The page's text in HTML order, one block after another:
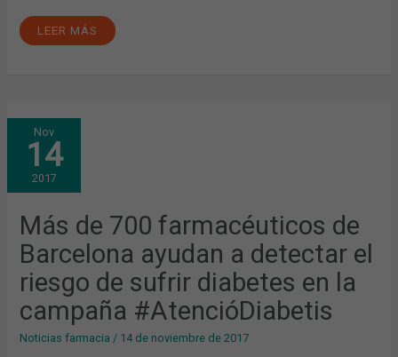
LEER MÁS
Nov
14
2017
Más de 700 farmacéuticos de
Barcelona ayudan a detectar el
riesgo de sufrir diabetes en la
campaña #AtencióDiabetis
Noticias farmacia / 14 de noviembre de 2017
MÁS
DE
700
FARMACÉUTICOS
DE
BARCELONA
AYUDAN
DETECTAR
EL
RIESGO
DE
SUFRIR
EN
LA
CAMPAÑA
#ATENCIÓDIABETIS